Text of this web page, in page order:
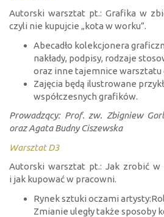
Autorski warsztat pt.: Grafika w
czyli nie kupujcie „kota w worku”.
Abecadło kolekcjonera
nakłady, podpisy, rodzaje
oraz inne tajemnice warsztatu
Zajęcia będą ilustrowane
współczesnych grafików.
Prowadzący: Prof. zw. Zbigniew
oraz Agata Budny Ciszewska
Warsztat D3
Autorski warsztat pt.: Jak zrobić w
i jak kupować w pracowni.
Rynek sztuki oczami
Zmianie uległy także sposoby